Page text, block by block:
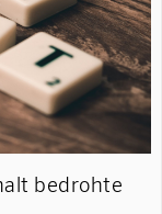
bedrohte